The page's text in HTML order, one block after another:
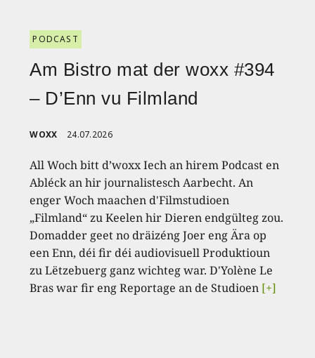
PODCAST
Am Bistro mat der woxx #394
– D’Enn vu Filmland
WOXX 24.07.2026
All Woch bitt d’woxx Iech an hirem Podcast en
Abléck an hir journalistesch Aarbecht. An
enger Woch maachen d'Filmstudioen
„Filmland“ zu Keelen hir Dieren endgülteg zou.
Domadder geet no dräizéng Joer eng Ära op
een Enn, déi fir déi audiovisuell Produktioun
zu Lëtzebuerg ganz wichteg war. D'Yolène Le
Bras war fir eng Reportage an de Studioen [+]